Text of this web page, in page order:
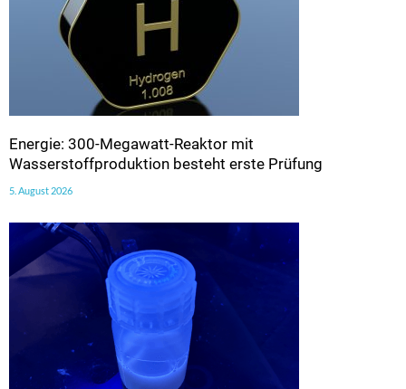
Energie: 300-Megawatt-Reaktor mit
Wasserstoffproduktion besteht erste Prüfung
5. August 2026